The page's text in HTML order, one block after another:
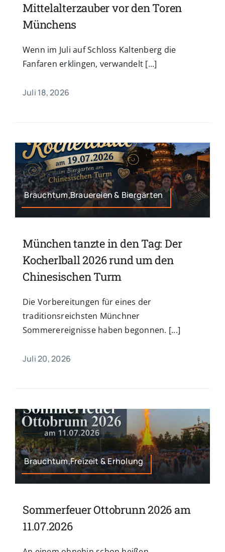
Mittelalterzauber vor den Toren
Münchens
Wenn im Juli auf Schloss Kaltenberg die
Fanfaren erklingen, verwandelt [...]
Juli 18, 2026
Brauchtum,Brauereien & Biergärten
München tanzte in den Tag: Der
Kocherlball 2026 rund um den
Chinesischen Turm
Die Vorbereitungen für eines der
traditionsreichsten Münchner
Sommerereignisse haben begonnen. [...]
Juli 20, 2026
Brauchtum,Freizeit & Erholung
Sommerfeuer Ottobrunn 2026 am
11.07.2026